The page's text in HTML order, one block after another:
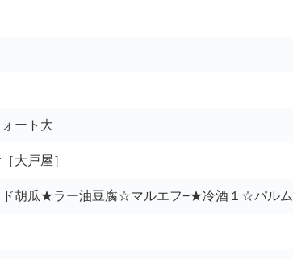
ート大
大戸屋］
ド胡瓜★ラー油豆腐☆マルエフ−★冷酒１☆パルム